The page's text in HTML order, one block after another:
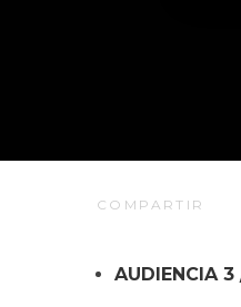
COMPARTIR
AUDIENCIA